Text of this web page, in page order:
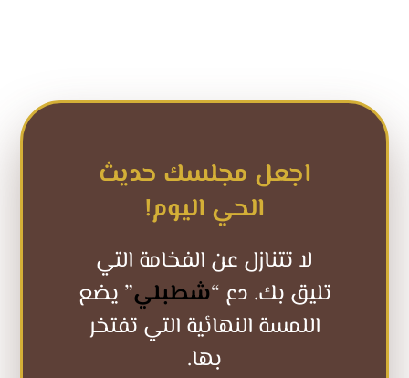
اجعل مجلسك حديث
الحي اليوم!
لا تتنازل عن الفخامة التي
تليق بك. دع “شطبلي” يضع
اللمسة النهائية التي تفتخر
بها.